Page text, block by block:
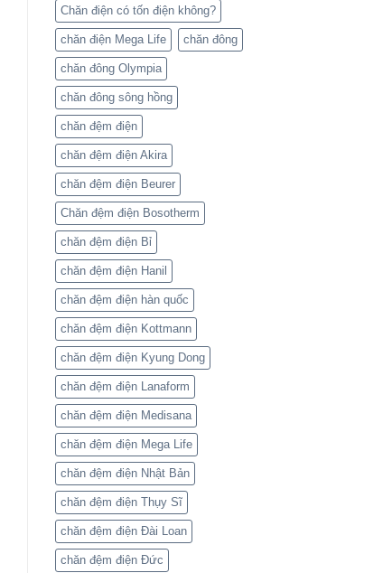
Chăn điện có tốn điện không?
chăn điện Mega Life chăn đông
chăn đông Olympia
chăn đông sông hồng
chăn đệm điện
chăn đệm điện Akira
chăn đệm điện Beurer
Chăn đệm điện Bosotherm
chăn đệm điện Bỉ
chăn đệm điện Hanil
chăn đệm điện hàn quốc
chăn đệm điện Kottmann
chăn đệm điện Kyung Dong
chăn đệm điện Lanaform
chăn đệm điện Medisana
chăn đệm điện Mega Life
chăn đệm điện Nhật Bản
chăn đệm điện Thụy Sĩ
chăn đệm điện Đài Loan
chăn đệm điện Đức